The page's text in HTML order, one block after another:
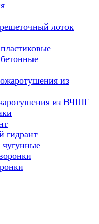
лоток
из ВЧШГ
гидрант